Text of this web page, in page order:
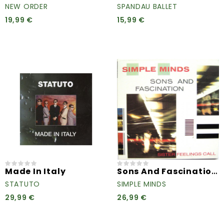
NEW ORDER
19,99 €
SPANDAU BALLET
15,99 €
Made In Italy
STATUTO
29,99 €
Sons And Fascination /...
SIMPLE MINDS
26,99 €